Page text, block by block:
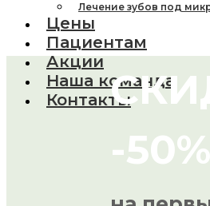
Лечение зубов под
Цены
Пациентам
Акции
Наша команда
Контакты
-50%